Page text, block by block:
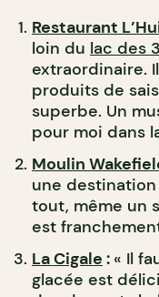
Restaurant
loin du lac des
extraordinaire.
produits de
superbe. Un
pour moi dans
Moulin
une
tout, même un
est
La Cigale : « Il
glacée est